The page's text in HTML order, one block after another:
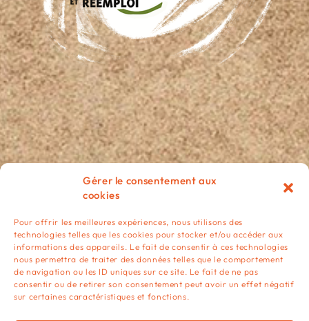
Gérer le consentement aux
cookies
Pour offrir les meilleures expériences, nous utilisons des
technologies telles que les cookies pour stocker et/ou accéder aux
informations des appareils. Le fait de consentir à ces technologies
nous permettra de traiter des données telles que le comportement
de navigation ou les ID uniques sur ce site. Le fait de ne pas
consentir ou de retirer son consentement peut avoir un effet négatif
sur certaines caractéristiques et fonctions.
ÉPICERIE DES MATÉRIAUX:
Ouverture le vendredi de 14h à 18h